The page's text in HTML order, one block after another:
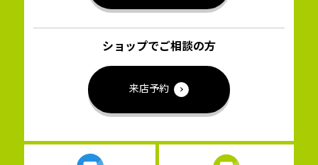
ショップでご相談の方
来店予約